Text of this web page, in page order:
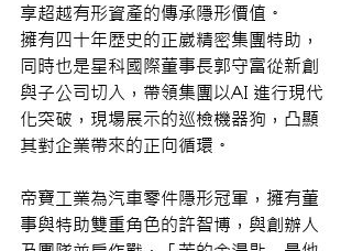
享超越有形資產的傳承隱形價值。
擁有四十年歷史的正崴精密集團特助，
同時也是星科國際董事長郭守富從新創
與子公司切入，帶領集團以AI 進行現代
化突破，現場展示的巡檢機器狗，凸顯
其對企業帶來的正向循環。
帝寶工業為汽車零件隱形冠軍，擁有董
事與特助雙重角色的許智博，與創辦人